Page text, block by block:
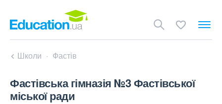
Школи Фастів
Фастівська гімназія №3 Фастівської
міської ради